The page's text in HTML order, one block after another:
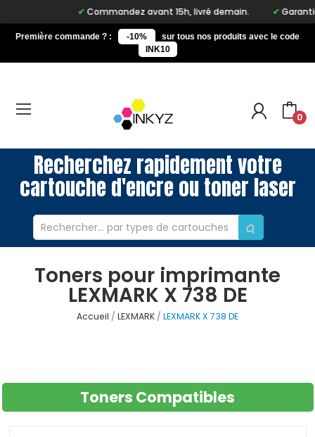
Commandez avant 15h, livré demain. Garantie
Première commande ? : -10%
sur tous nos produits avec le code
INK10
0
Recherchez rapidement votre
cartouche d'encre ou toner laser
Toners pour imprimante
LEXMARK X 738 DE
Accueil LEXMARK LEXMARK X 738 DE
Toners Compatibles